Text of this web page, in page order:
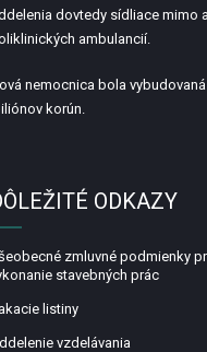
dovtedy sídliace mimo
ambulancií.
nemocnica bola
korún.
ODKAZY
zmluvné podmienky
stavebných prác
listiny
vzdelávania